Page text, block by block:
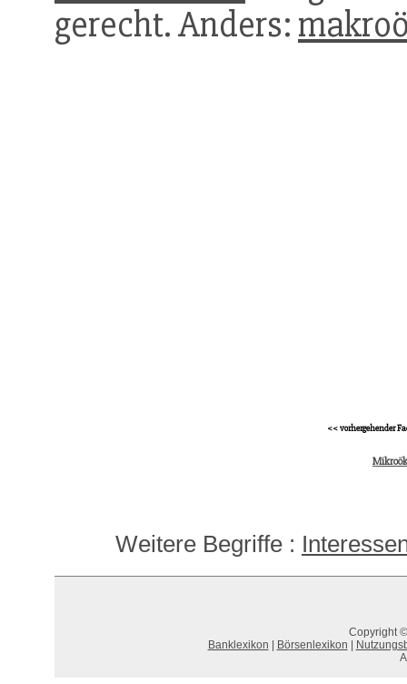
gerecht. Anders:
<< vorhergehender
Weitere Begriffe :
Copyright
Banklexikon
Börsenlexikon